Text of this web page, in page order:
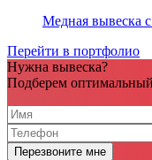
Медная вывеска
Перейти в портфолио
Нужна вывеска?
Подберем